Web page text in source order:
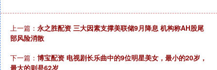
上一篇： 永之胜配资 三大因素支撑美联储9月降息 机构称AH股尾
部风险消散
下一篇： 博宝配资 电视剧长乐曲中的9位明星美女，最小的20岁，
最大的则是62岁